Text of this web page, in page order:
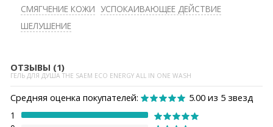
СМЯГЧЕНИЕ КОЖИ УСПОКАИВАЮЩЕЕ ДЕЙСТВИЕ
ШЕЛУШЕНИЕ
ОТЗЫВЫ (1)
ГЕЛЬ ДЛЯ ДУША THE SAEM ECO ENERGY ALL IN ONE WASH
Средняя оценка покупателей: 5.00 из 5 звезд
1